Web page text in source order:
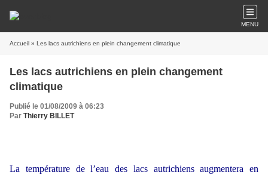
MENU
Accueil » Les lacs autrichiens en plein changement climatique
Les lacs autrichiens en plein changement
climatique
Publié le 01/08/2009 à 06:23
Par Thierry BILLET
La température de l’eau des lacs autrichiens augmentera en